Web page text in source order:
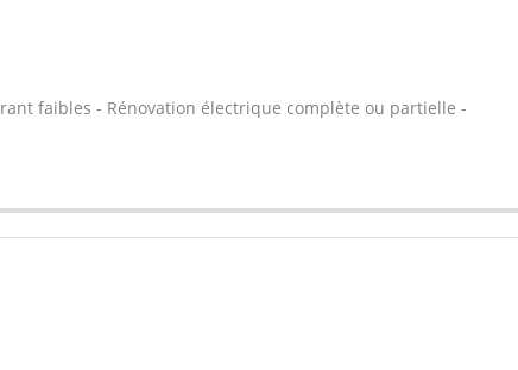
faibles - Rénovation électrique complète ou partielle -